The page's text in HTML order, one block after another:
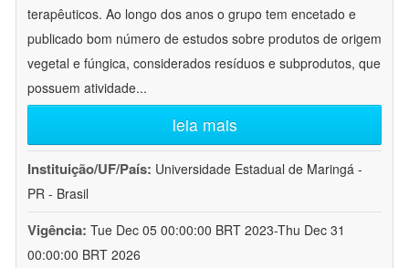
terapêuticos. Ao longo dos anos o grupo tem encetado e
publicado bom número de estudos sobre produtos de origem
vegetal e fúngica, considerados resíduos e subprodutos, que
possuem atividade...
leia mais
Instituição/UF/País: Universidade Estadual de Maringá -
PR - Brasil
Vigência: Tue Dec 05 00:00:00 BRT 2023-Thu Dec 31
00:00:00 BRT 2026